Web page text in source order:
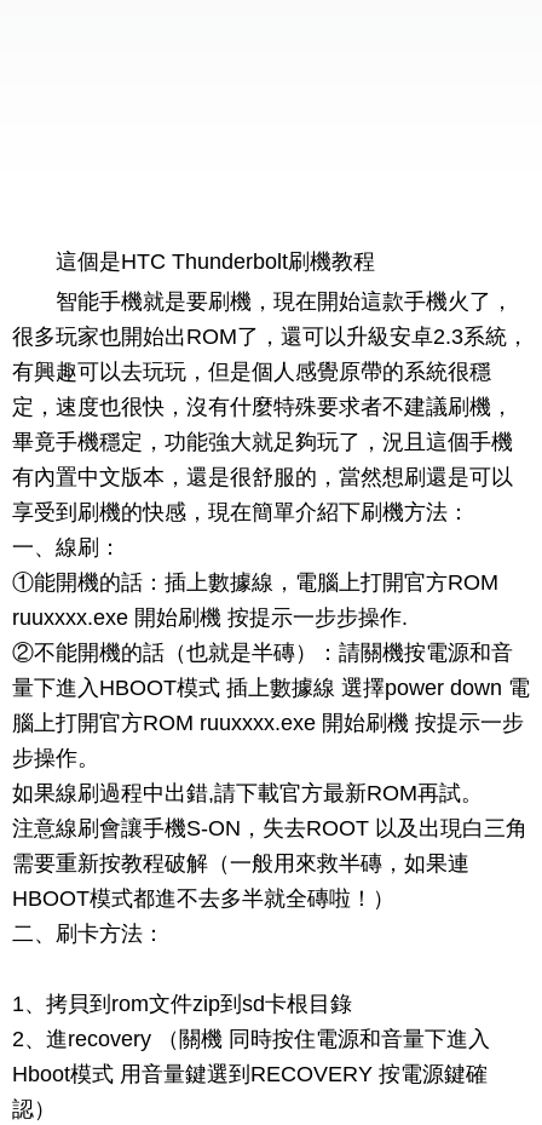
這個是HTC Thunderbolt刷機教程
智能手機就是要刷機，現在開始這款手機火了，
很多玩家也開始出ROM了，還可以升級安卓2.3系統，
有興趣可以去玩玩，但是個人感覺原帶的系統很穩
定，速度也很快，沒有什麼特殊要求者不建議刷機，
畢竟手機穩定，功能強大就足夠玩了，況且這個手機
有內置中文版本，還是很舒服的，當然想刷還是可以
享受到刷機的快感，現在簡單介紹下刷機方法：
一、線刷：
①能開機的話：插上數據線，電腦上打開官方ROM
ruuxxxx.exe 開始刷機 按提示一步步操作.
②不能開機的話（也就是半磚）：請關機按電源和音
量下進入HBOOT模式 插上數據線 選擇power down 電
腦上打開官方ROM ruuxxxx.exe 開始刷機 按提示一步
步操作。
如果線刷過程中出錯,請下載官方最新ROM再試。
注意線刷會讓手機S-ON，失去ROOT 以及出現白三角
需要重新按教程破解（一般用來救半磚，如果連
HBOOT模式都進不去多半就全磚啦！）
二、刷卡方法：
1、拷貝到rom文件zip到sd卡根目錄
2、進recovery （關機 同時按住電源和音量下進入
Hboot模式 用音量鍵選到RECOVERY 按電源鍵確
認）